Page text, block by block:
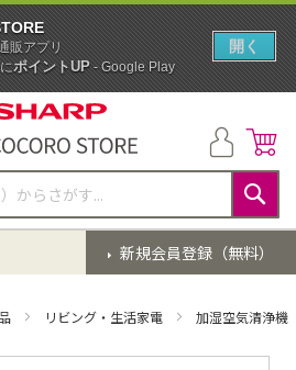
検
索
新規会員登録（無料）
リビング・生活家電 加湿空気清浄機
販アプリ
ポイントUP- Google Play
開く